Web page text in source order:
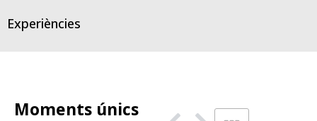
Experiències
Moments únics